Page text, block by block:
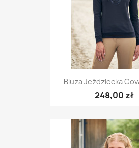
Bluza Jeździecka
248,00 zł